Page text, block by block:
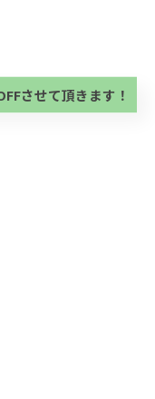
に 追加済の
お閉じ下さ
させて頂きます！
いたお客様は
お閉じ下さ
させて頂きます！